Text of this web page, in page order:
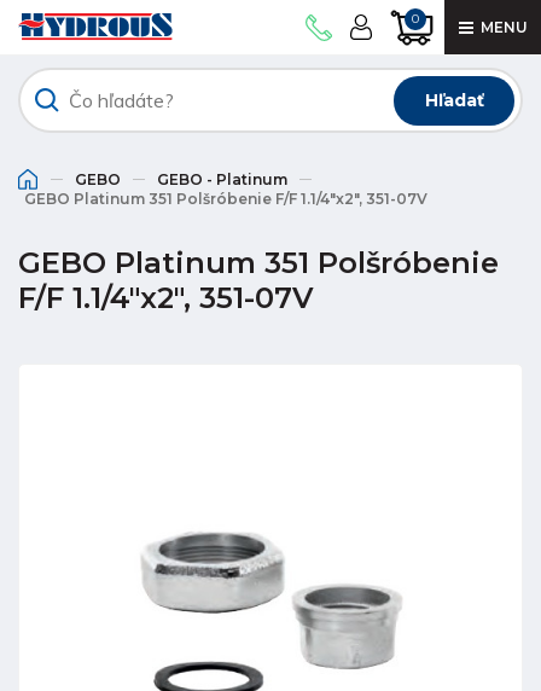
0 MENU
Hľadať
GEBO
GEBO - Platinum
GEBO Platinum 351 Polšróbenie F/F 1.1/4"x2", 351-07V
GEBO Platinum 351 Polšróbenie
F/F 1.1/4"x2", 351-07V